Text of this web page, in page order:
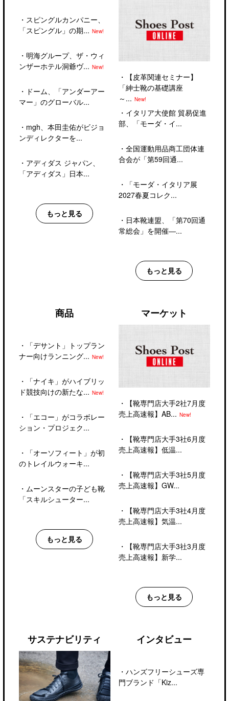
・ スピングルカンパニー、
「スピングル」の期... New!
・ 明海グループ、ザ・ウィ
ンザーホテル洞爺ヴ... New!
・ ドーム、「アンダーアー
マー」のグローバル...
・ mgh、本田圭佑がビジョ
ンディレクターを...
・ アディダス ジャパン、
「アディダス」日本...
もっと見る
・
【皮革関連セミナー】
「紳士靴の基礎講座
～... New!
・ イタリア大使館 貿易促進
部、「モーダ・イ...
・ 全国運動用品商工団体連
合会が「第59回通...
・
「モーダ・イタリア展
2027春夏コレク...
・ 日本靴連盟、「第70回通
常総会」を開催―...
もっと見る
商品
・
「デサント」トップラン
ナー向けランニング... New!
・
「ナイキ」がハイブリッ
ド競技向けの新たな... New!
・
「エコー」がコラボレー
ション・プロジェク...
・
「オーソフィート」が初
のトレイルウォーキ...
・ ムーンスターの子ども靴
「スキルシューター...
もっと見る
マーケット
・
【靴専門店大手2社7月度
売上高速報】AB... New!
・
【靴専門店大手3社6月度
売上高速報】低温...
・
【靴専門店大手3社5月度
売上高速報】GW...
・
【靴専門店大手3社4月度
売上高速報】気温...
・
【靴専門店大手3社3月度
売上高速報】新学...
もっと見る
サステナビリティ インタビュー
・ ハンズフリーシューズ専
門ブランド「Kiz...